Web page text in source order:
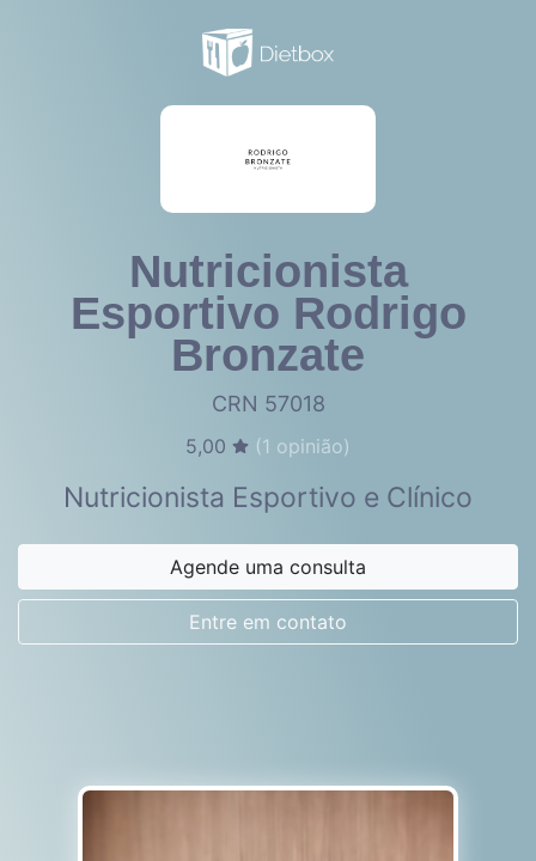
Nutricionista
Esportivo Rodrigo
Bronzate
CRN 57018
5,00 (1 opinião)
Nutricionista Esportivo e Clínico
Agende uma consulta
Entre em contato